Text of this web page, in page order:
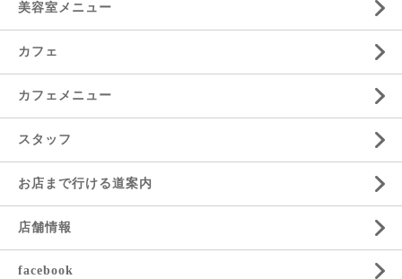
美容室メニュー
カフェ
カフェメニュー
スタッフ
お店まで行ける道案内
店舗情報
facebook